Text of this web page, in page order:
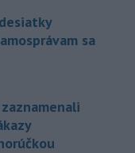
sa
zaznamenali